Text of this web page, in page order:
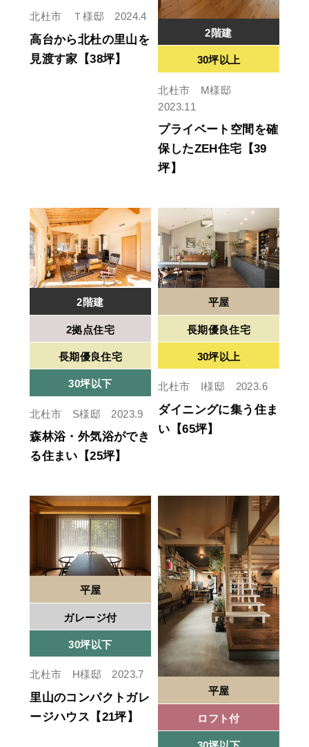
北杜市 Ｔ様邸 2024.4
高台から北杜の里山を
見渡す家【38坪】
2階建
30坪以上
北杜市 M様邸
2023.11
プライベート空間を確
保したZEH住宅【39
坪】
2階建
2拠点住宅
長期優良住宅
30坪以下
北杜市 S様邸 2023.9
森林浴・外気浴ができ
る住まい【25坪】
平屋
長期優良住宅
30坪以上
北杜市 I様邸 2023.6
ダイニングに集う住ま
い【65坪】
平屋
ガレージ付
30坪以下
北杜市 H様邸 2023.7
里山のコンパクトガレ
ージハウス【21坪】
平屋
ロフト付